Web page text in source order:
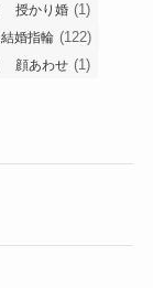
授かり婚 (1)
結婚指輪 (122)
顔あわせ (1)